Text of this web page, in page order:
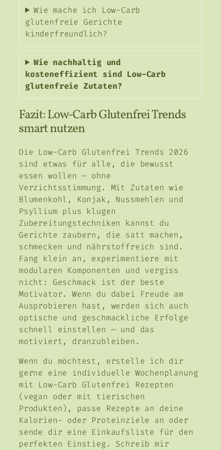
Wie mache ich Low-Carb
glutenfreie Gerichte
kinderfreundlich?
Wie nachhaltig und
kosteneffizient sind Low-Carb
glutenfreie Zutaten?
Fazit: Low-Carb Glutenfrei Trends
smart nutzen
Die Low-Carb Glutenfrei Trends 2026
sind etwas für alle, die bewusst
essen wollen — ohne
Verzichtsstimmung. Mit Zutaten wie
Blumenkohl, Konjak, Nussmehlen und
Psyllium plus klugen
Zubereitungstechniken kannst du
Gerichte zaubern, die satt machen,
schmecken und nährstoffreich sind.
Fang klein an, experimentiere mit
modularen Komponenten und vergiss
nicht: Geschmack ist der beste
Motivator. Wenn du dabei Freude am
Ausprobieren hast, werden sich auch
optische und geschmackliche Erfolge
schnell einstellen — und das
motiviert, dranzubleiben.
Wenn du möchtest, erstelle ich dir
gerne eine individuelle Wochenplanung
mit Low-Carb Glutenfrei Rezepten
(vegan oder mit tierischen
Produkten), passe Rezepte an deine
Kalorien- oder Proteinziele an oder
sende dir eine Einkaufsliste für den
perfekten Einstieg. Schreib mir